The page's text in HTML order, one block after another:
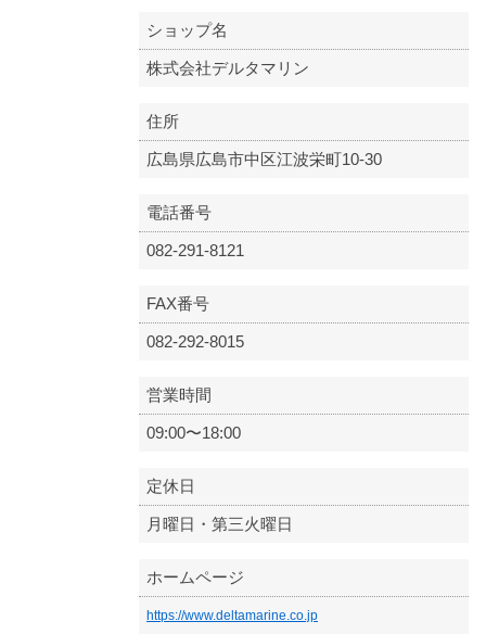
ショップ名
株式会社デルタマリン
住所
広島県広島市中区江波栄町10-30
電話番号
082-291-8121
FAX番号
082-292-8015
営業時間
09:00〜18:00
定休日
月曜日・第三火曜日
ホームページ
https://www.deltamarine.co.jp